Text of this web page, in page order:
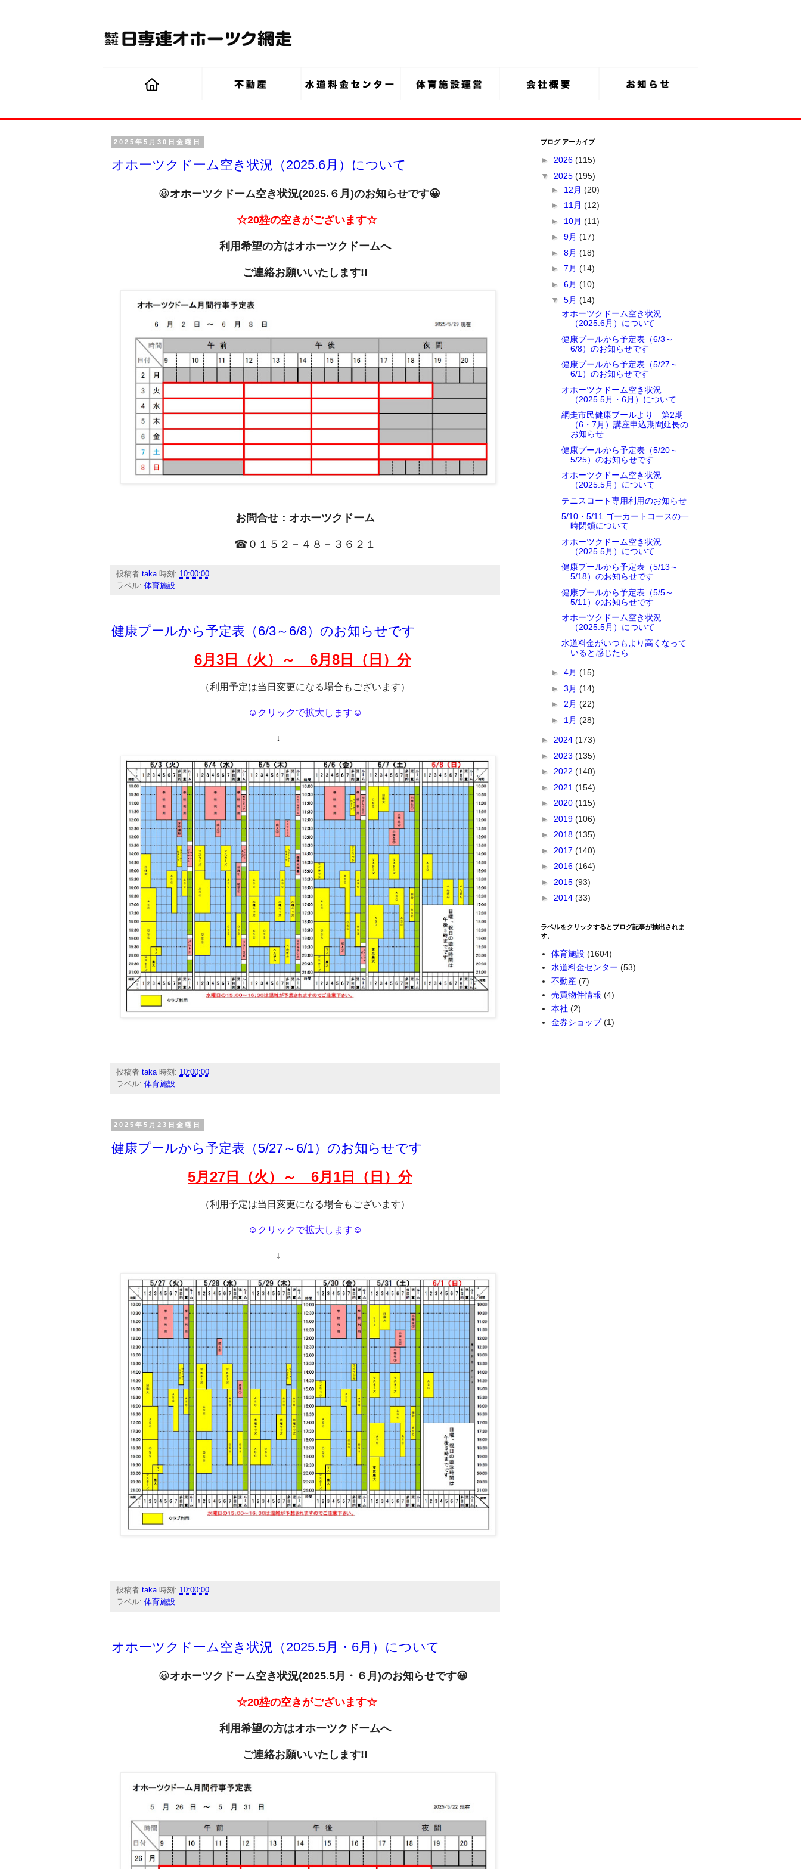
2025年5月30日金曜日
オホーツクドーム空き状況（2025.6月）について
😀オホーツクドーム空き状況(2025.６月 )のお知らせです😀
☆20枠の空きがございます☆
利用希望の方はオホーツクドームへ
ご連絡お願いいたします!!
お問合せ：オホーツクドーム
☎０１５２－４８－３６２１
投稿者 taka 時刻: 10:00:00
ラベル: 体育施設
健康プールから予定表（6/3～6/8）のお知らせです
6月3 日（火）～ 6月8 日（日）分
（利用予定は当日変更になる場合もございます）
☺クリックで拡大します☺
↓
投稿者 taka 時刻: 10:00:00
ラベル: 体育施設
2025年5月23日金曜日
健康プールから予定表（5/27～6/1）のお知らせです
5月27 日（火）～ 6月1 日（日）分
（利用予定は当日変更になる場合もございます）
☺クリックで拡大します☺
↓
投稿者 taka 時刻: 10:00:00
ラベル: 体育施設
オホーツクドーム空き状況（2025.5月・6月）について
😀オホーツクドーム空き状況(2025.5月・６月 )のお知らせです😀
☆20枠の空きがございます☆
利用希望の方はオホーツクドームへ
ご連絡お願いいたします!!
ブログ アーカイブ
► 2026 (115)
▼ 2025 (195)
► 12月 (20)
► 11月 (12)
► 10月 (11)
► 9月 (17)
► 8月 (18)
► 7月 (14)
► 6月 (10)
▼ 5月 (14)
オホーツクドーム空き状況
（2025.6月）について
健康プールから予定表（6/3～
6/8）のお知らせです
健康プールから予定表（5/27～
6/1）のお知らせです
オホーツクドーム空き状況
（2025.5月・6月）について
網走市民健康プールより 第2期
（6・7月）講座申込期間延長の
お知らせ
健康プールから予定表（5/20～
5/25）のお知らせです
オホーツクドーム空き状況
（2025.5月）について
テニスコート専用利用のお知らせ
5/10・5/11 ゴーカートコースの一
時閉鎖について
オホーツクドーム空き状況
（2025.5月）について
健康プールから予定表（5/13～
5/18）のお知らせです
健康プールから予定表（5/5～
5/11）のお知らせです
オホーツクドーム空き状況
（2025.5月）について
水道料金がいつもより高くなって
いると感じたら
► 4月 (15)
► 3月 (14)
► 2月 (22)
► 1月 (28)
► 2024 (173)
► 2023 (135)
► 2022 (140)
► 2021 (154)
► 2020 (115)
► 2019 (106)
► 2018 (135)
► 2017 (140)
► 2016 (164)
► 2015 (93)
► 2014 (33)
ラベルをクリックするとブログ記事が抽出されま
す。
体育施設 (1604)
水道料金センター (53)
不動産 (7)
売買物件情報 (4)
本社 (2)
金券ショップ (1)